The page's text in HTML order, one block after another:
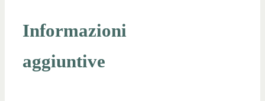
Informazioni
aggiuntive